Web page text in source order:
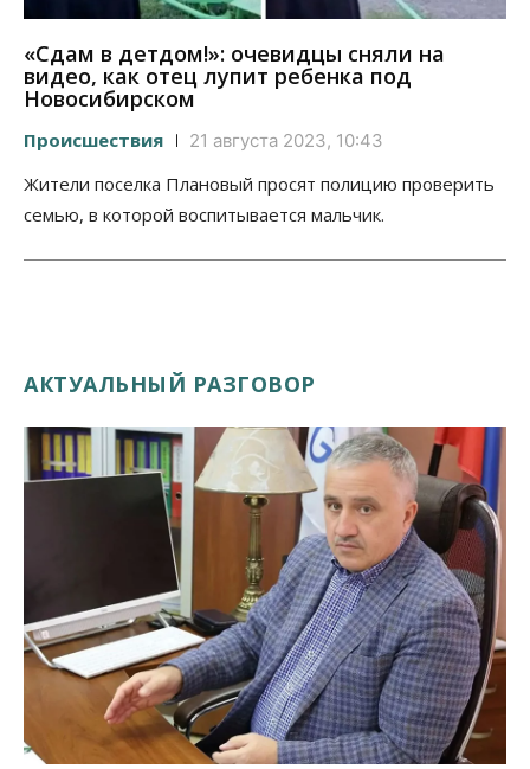
«Сдам в детдом!»: очевидцы сняли на
видео, как отец лупит ребенка под
Новосибирском
Происшествия 21 августа 2023, 10:43
Жители поселка Плановый просят полицию проверить
семью, в которой воспитывается мальчик.
АКТУАЛЬНЫЙ РАЗГОВОР